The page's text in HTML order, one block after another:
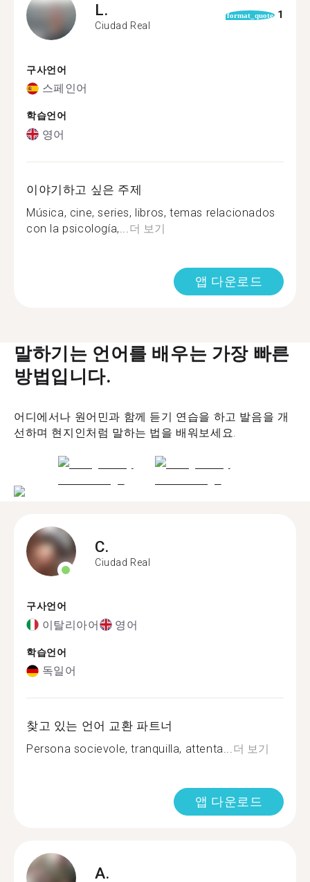
L.
Ciudad Real
format_quote 1
구사언어
스페인어
학습언어
영어
이야기하고 싶은 주제
Música, cine, series, libros, temas relacionados
con la psicología,... 더 보기
앱 다운로드
말하기는 언어를 배우는 가장 빠른
방법입니다.
어디에서나 원어민과 함께 듣기 연습을 하고 발음을 개
선하며 현지인처럼 말하는 법을 배워보세요.
C.
Ciudad Real
구사언어
이탈리아어 영어
학습언어
독일어
찾고 있는 언어 교환 파트너
Persona socievole, tranquilla, attenta...더 보기
앱 다운로드
A.